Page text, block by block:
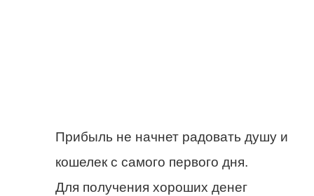
Прибыль не начнет радовать душу и
кошелек с самого первого дня.
Для получения хороших денег